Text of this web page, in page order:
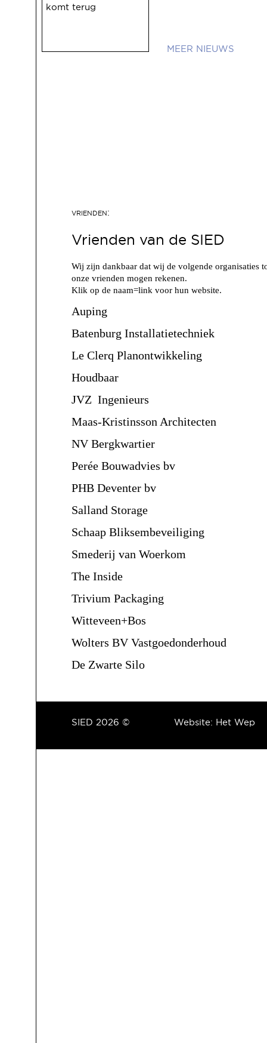
komt terug
NIEUWS
Vrienden van de SIED
Wij zijn dankbaar dat wij de volgende organisaties
onze vrienden mogen rekenen.
Klik op de naam=link voor hun website.
Auping
Batenburg Installatietechniek
Le Clerq Planontwikkeling
Houdbaar
JVZ Ingenieurs
Maas-Kristinsson Architecten
NV Bergkwartier
Perée Bouwadvies bv
PHB Deventer bv
Salland Storage
Schaap Bliksembeveiliging
Smederij van Woerkom
The Inside
Trivium Packaging
Witteveen+Bos
Wolters BV Vastgoedonderhoud
De Zwarte Silo
Website: Het Wep
SIED 2026 ©